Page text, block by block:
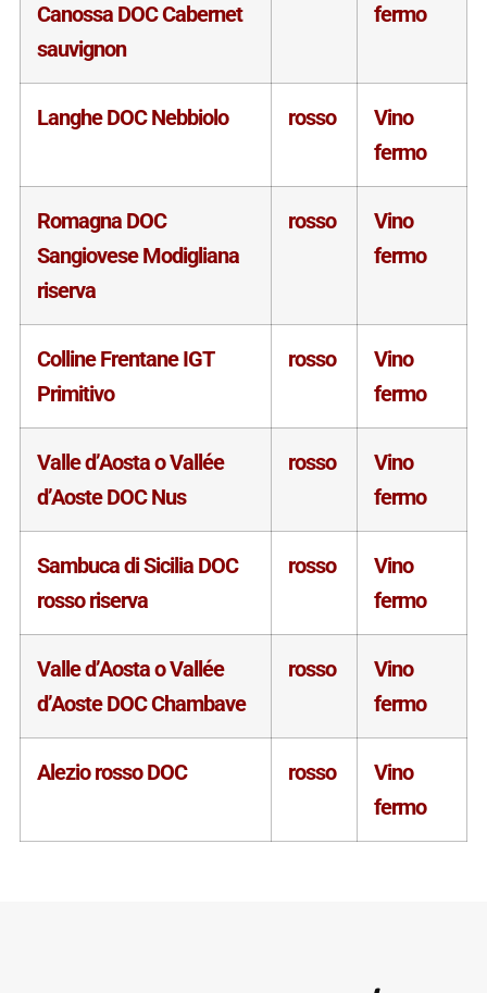
Canossa DOC Cabernet
sauvignon
fermo
Langhe DOC Nebbiolo rosso
Vino
fermo
Romagna DOC
Sangiovese Modigliana
riserva
rosso
Vino
fermo
Colline Frentane IGT
Primitivo
rosso
Vino
fermo
Valle d’Aosta o Vallée
d’Aoste DOC Nus
rosso
Vino
fermo
Sambuca di Sicilia DOC
rosso riserva
rosso
Vino
fermo
Valle d’Aosta o Vallée
d’Aoste DOC Chambave
rosso
Vino
fermo
Alezio rosso DOC rosso
Vino
fermo